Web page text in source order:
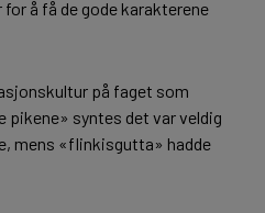
å få de gode karakterene
på faget som
pikene» syntes det var veldig
mens «flinkisgutta» hadde